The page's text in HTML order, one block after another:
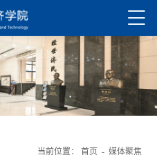
当前位置： 首页 - 媒体聚焦